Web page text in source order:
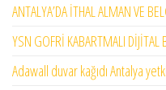
ANTALYA’DA İTHAL ALMAN VE
YSN GOFRİ KABARTMALI DİJİTAL
Adawall duvar kağıdı Antalya